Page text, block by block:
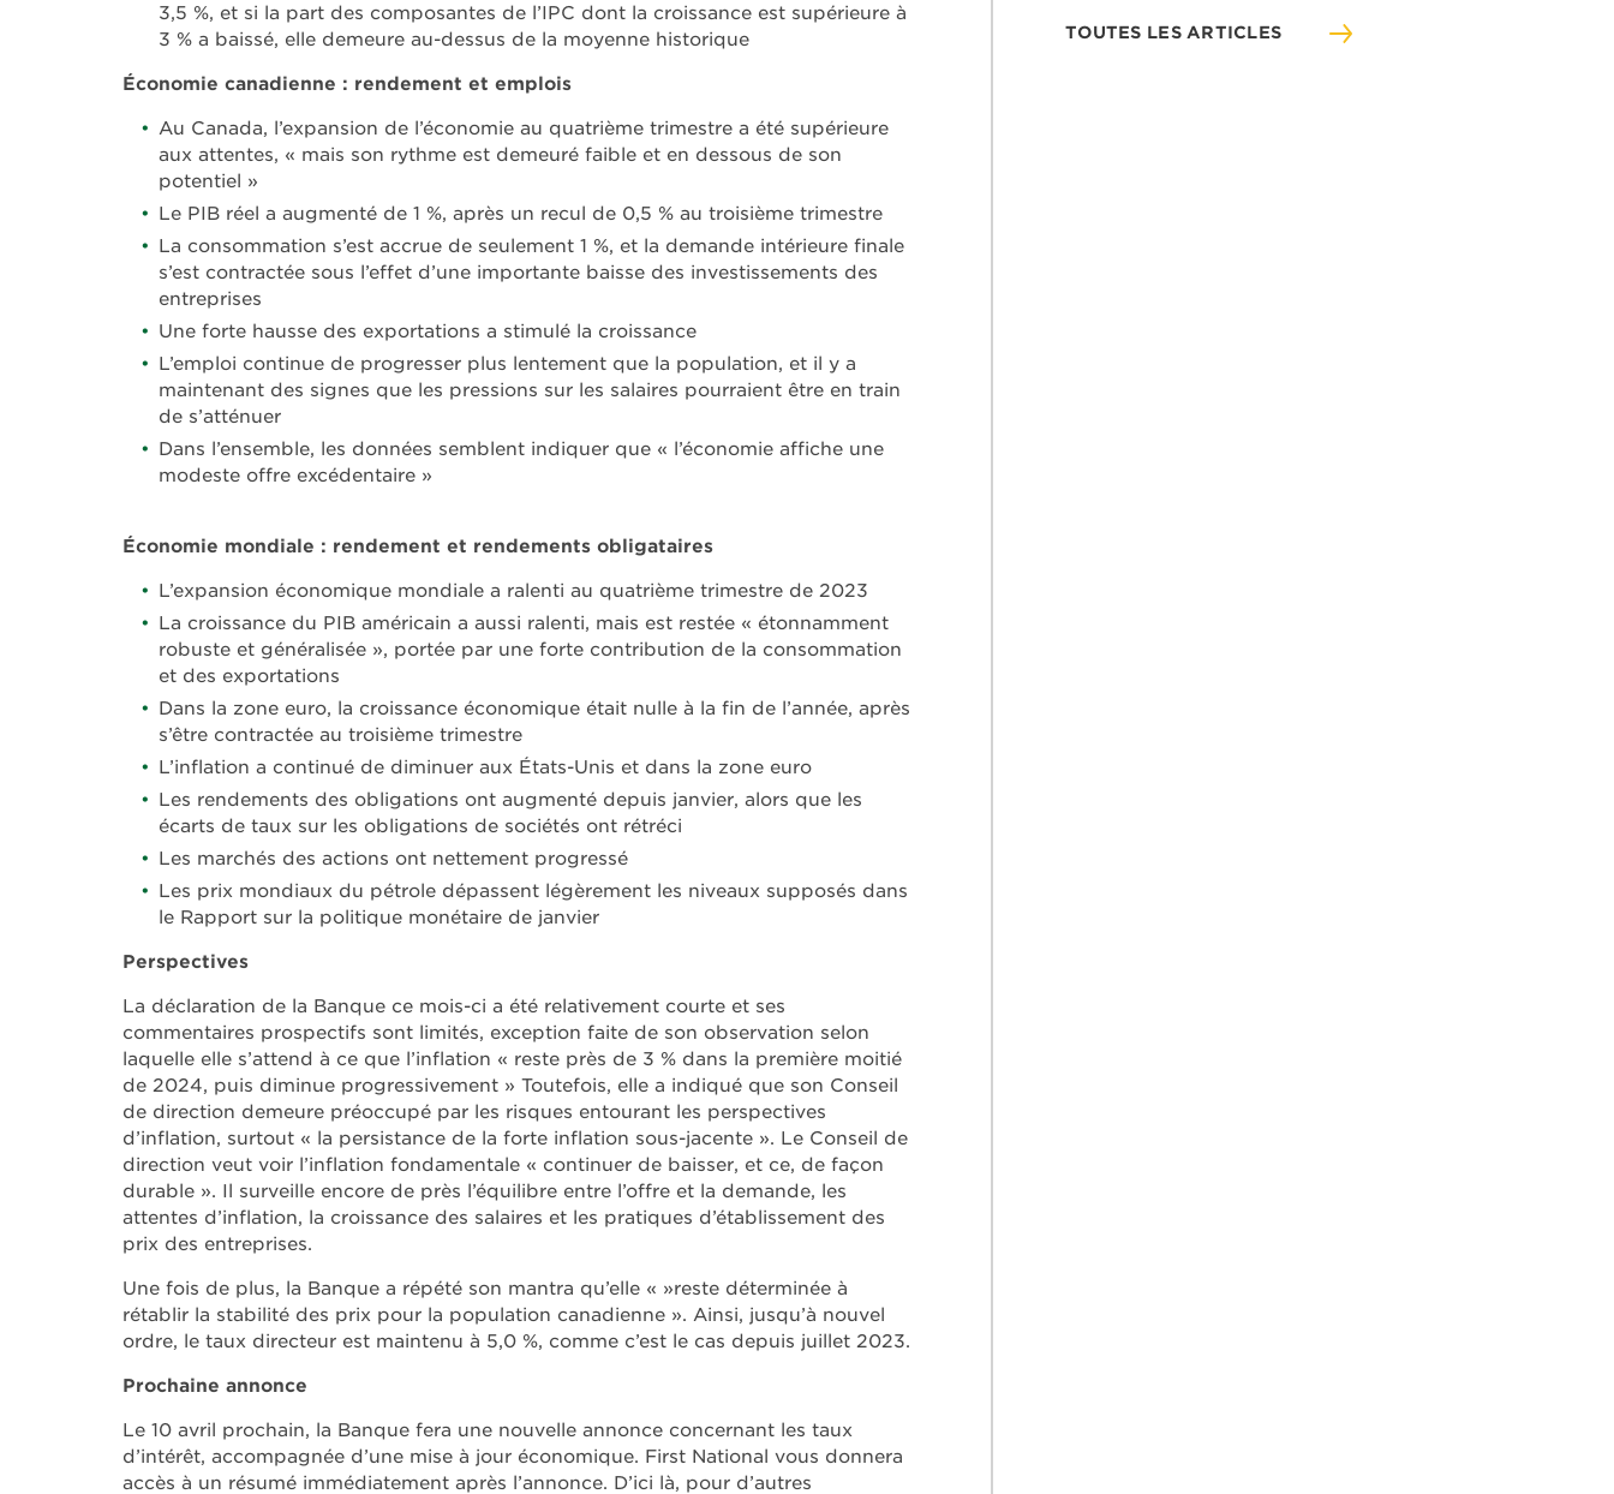
3,5 %, et si la part des composantes de l’IPC dont la croissance est supérieure à
3 % a baissé, elle demeure au-dessus de la moyenne historique
Économie canadienne : rendement et emplois
Au Canada, l’expansion de l’économie au quatrième trimestre a été supérieure
aux attentes, « mais son rythme est demeuré faible et en dessous de son
potentiel »
Le PIB réel a augmenté de 1 %, après un recul de 0,5 % au troisième trimestre
La consommation s’est accrue de seulement 1 %, et la demande intérieure finale
s’est contractée sous l’effet d’une importante baisse des investissements des
entreprises
Une forte hausse des exportations a stimulé la croissance
L’emploi continue de progresser plus lentement que la population, et il y a
maintenant des signes que les pressions sur les salaires pourraient être en train
de s’atténuer
Dans l’ensemble, les données semblent indiquer que « l’économie affiche une
modeste offre excédentaire »
Économie mondiale : rendement et rendements obligataires
L’expansion économique mondiale a ralenti au quatrième trimestre de 2023
La croissance du PIB américain a aussi ralenti, mais est restée « étonnamment
robuste et généralisée », portée par une forte contribution de la consommation
et des exportations
Dans la zone euro, la croissance économique était nulle à la fin de l’année, après
s’être contractée au troisième trimestre
L’inflation a continué de diminuer aux États-Unis et dans la zone euro
Les rendements des obligations ont augmenté depuis janvier, alors que les
écarts de taux sur les obligations de sociétés ont rétréci
Les marchés des actions ont nettement progressé
Les prix mondiaux du pétrole dépassent légèrement les niveaux supposés dans
le Rapport sur la politique monétaire de janvier
Perspectives
La déclaration de la Banque ce mois-ci a été relativement courte et ses
commentaires prospectifs sont limités, exception faite de son observation selon
laquelle elle s’attend à ce que l’inflation « reste près de 3 % dans la première moitié
de 2024, puis diminue progressivement » Toutefois, elle a indiqué que son Conseil
de direction demeure préoccupé par les risques entourant les perspectives
d’inflation, surtout « la persistance de la forte inflation sous-jacente ». Le Conseil de
direction veut voir l’inflation fondamentale « continuer de baisser, et ce, de façon
durable ». Il surveille encore de près l’équilibre entre l’offre et la demande, les
attentes d’inflation, la croissance des salaires et les pratiques d’établissement des
prix des entreprises.
Une fois de plus, la Banque a répété son mantra qu’elle « »reste déterminée à
rétablir la stabilité des prix pour la population canadienne ». Ainsi, jusqu’à nouvel
ordre, le taux directeur est maintenu à 5,0 %, comme c’est le cas depuis juillet 2023.
Prochaine annonce
Le 10 avril prochain, la Banque fera une nouvelle annonce concernant les taux
d’intérêt, accompagnée d’une mise à jour économique. First National vous donnera
accès à un résumé immédiatement après l’annonce. D’ici là, pour d’autres
TOUTES LES ARTICLES